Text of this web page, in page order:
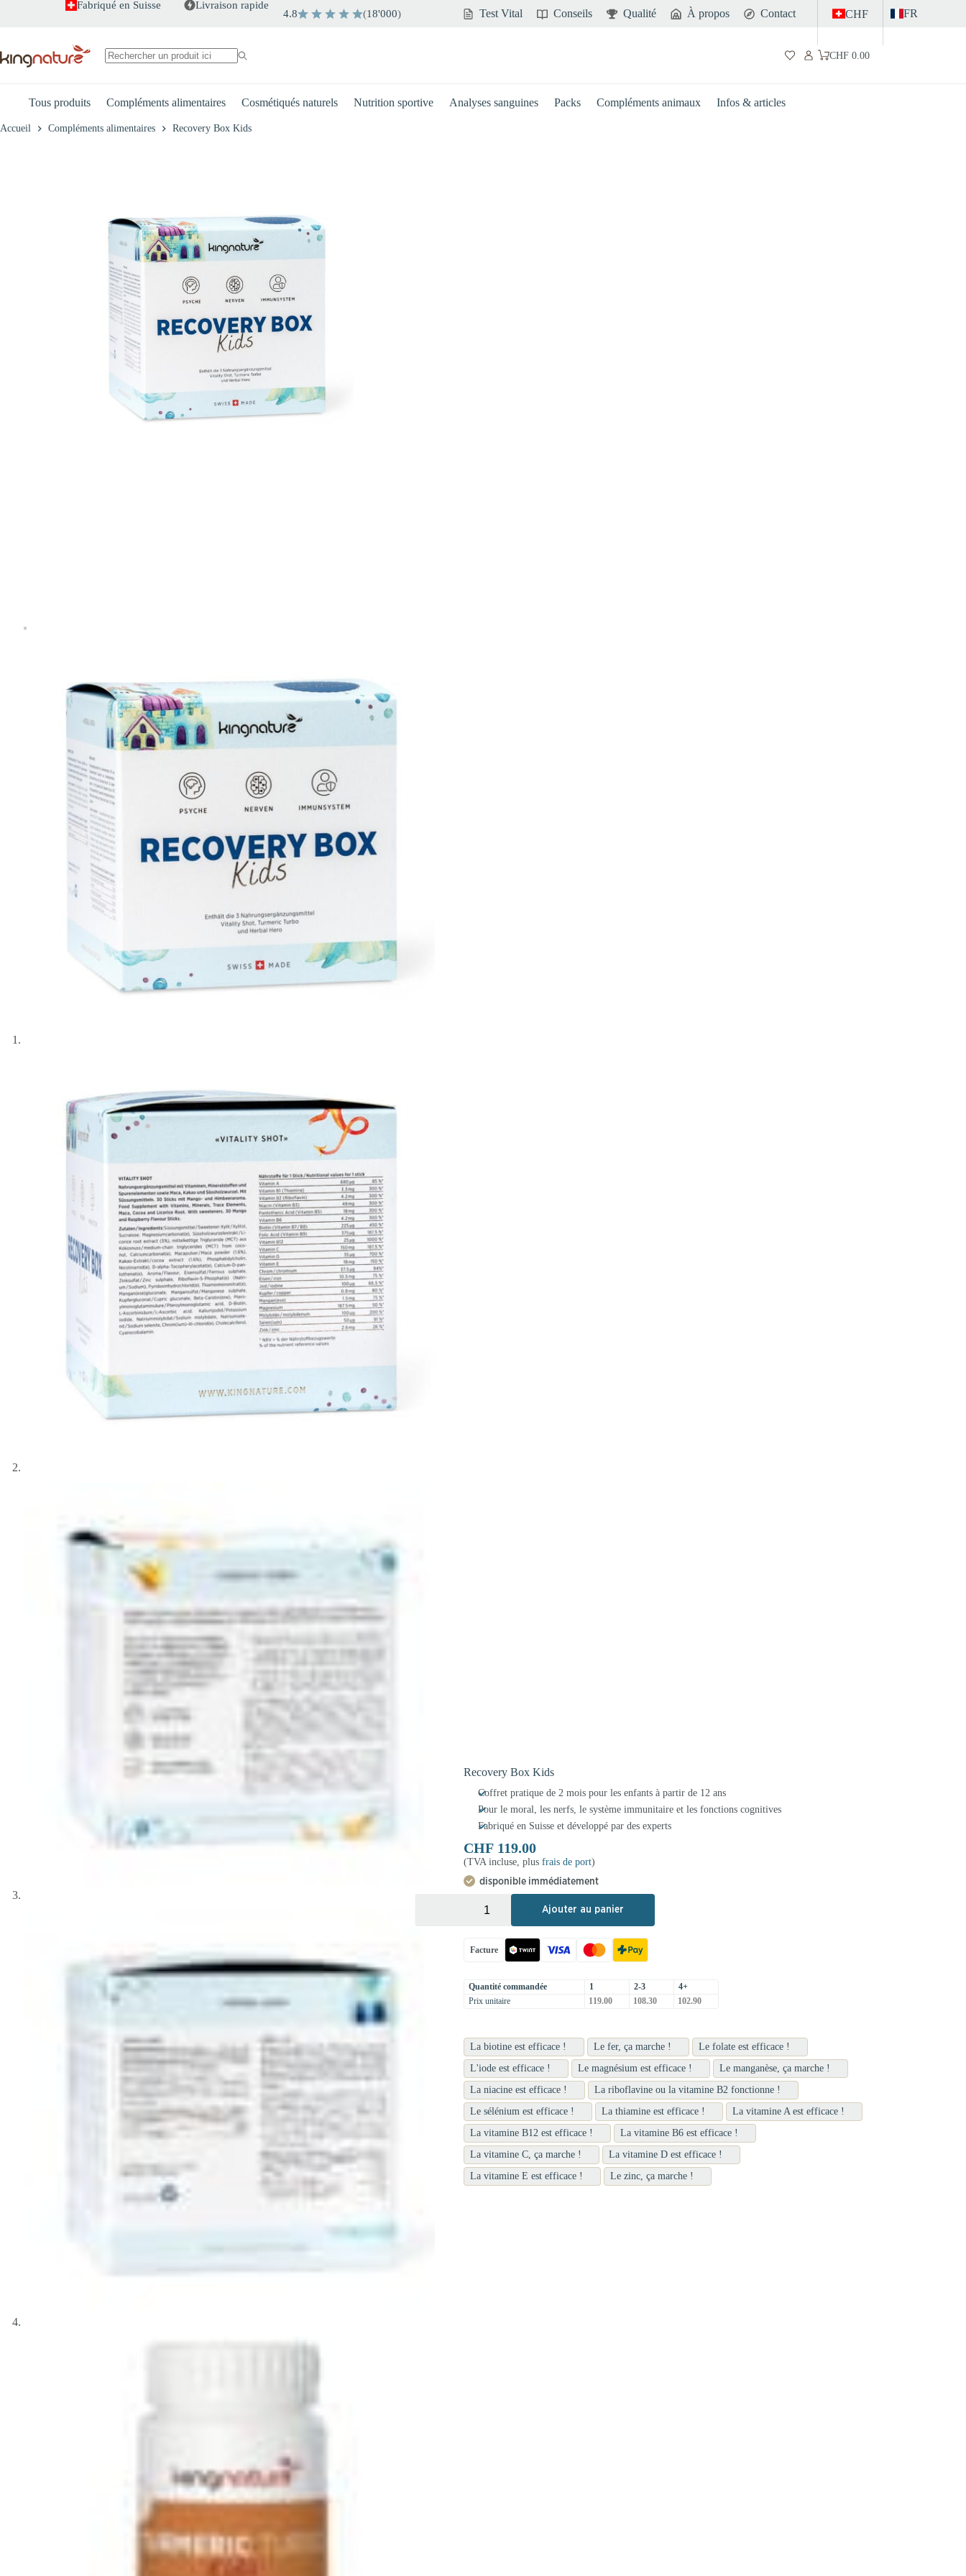
Fabriqué en Suisse Livraison rapide
4.8 (18'000) Test Vital Conseils Qualité À propos Contact CHF FR
Panier
CHF0.00
Tous produits Compléments alimentaires Cosmétiqués naturels Nutrition sportive Analyses sanguines Packs Compléments animaux Infos & articles
Accueil Compléments alimentaires Recovery Box Kids
Recovery Box Kids
Coffret pratique de 2 mois pour les enfants à partir de 12 ans
Pour le moral, les nerfs, le système immunitaire et les fonctions cognitives
Fabriqué en Suisse et développé par des experts
CHF119.00
(TVA incluse, plus frais de port)
disponible immédiatement
Ajouter au panier
Facture
Quantité commandée 1 2-3
4+
Prix unitaire
119.00 108.30 102.90
La biotine est efficace ! Le fer, ça marche !
Le folate est efficace !
L'iode est efficace !
Le magnésium est efficace !
Le manganèse, ça marche !
La niacine est efficace !
La riboflavine ou la vitamine B2 fonctionne !
Le sélénium est efficace !
La thiamine est efficace !
La vitamine A est efficace !
La vitamine B12 est efficace !
La vitamine B6 est efficace !
La vitamine C, ça marche !
La vitamine D est efficace !
La vitamine E est efficace !
Le zinc, ça marche !